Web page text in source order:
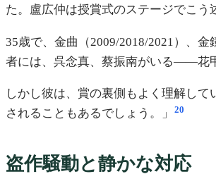
た。盧広仲は授賞式のステージでこう
35歳で、金曲（2009/2018/2021）、
者には、呉念真、蔡振南がいる——花
しかし彼は、賞の裏側もよく理解し
されることもあるでしょう。」
20
盗作騒動と静かな対応